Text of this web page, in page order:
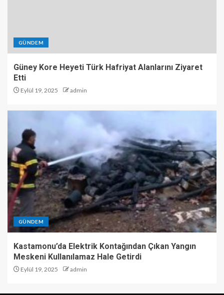
GÜNDEM
Güney Kore Heyeti Türk Hafriyat Alanlarını Ziyaret
Etti
Eylül 19, 2025 admin
GÜNDEM
Kastamonu’da Elektrik Kontağından Çıkan Yangın
Meskeni Kullanılamaz Hale Getirdi
Eylül 19, 2025 admin